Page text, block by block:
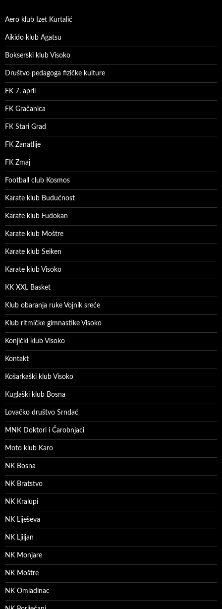
Aero klub Izet Kurtalić
Aikido klub Agatsu
Bokserski klub Visoko
Društvo pedagoga fizičke kulture
FK 7. april
FK Gračanica
FK Stari Grad
FK Zanatlije
FK Zmaj
Football club Kosmos
Karate klub Budućnost
Karate klub Fudokan
Karate klub Moštre
Karate klub Seiken
Karate klub Visoko
KK XXL Basket
Klub obaranja ruke Vojnik sreće
Klub ritmičke gimnastike Visoko
Konjički klub Visoko
Kontakt
Košarkaški klub Visoko
Kuglaški klub Bosna
Lovačko društvo Srndać
MNK Doktori i Čarobnjaci
Moto klub Karo
NK Bosna
NK Bratstvo
NK Kralupi
NK Liješeva
NK Ljiljan
NK Monjare
NK Moštre
NK Omladinac